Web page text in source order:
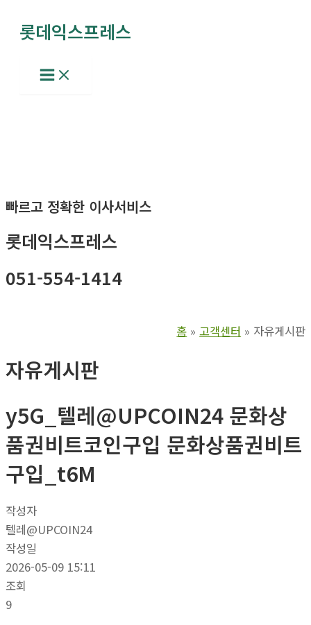
롯데익스프레스
Main
Menu
빠르고 정확한 이사서비스
롯데익스프레스
051-554-1414
홈 고객센터 자유게시판
자유게시판
y5G_텔레@UPCOIN24 문화상
품권비트코인구입 문화상품권비트
구입_t6M
작성자
텔레@UPCOIN24
작성일
2026-05-09 15:11
조회
9